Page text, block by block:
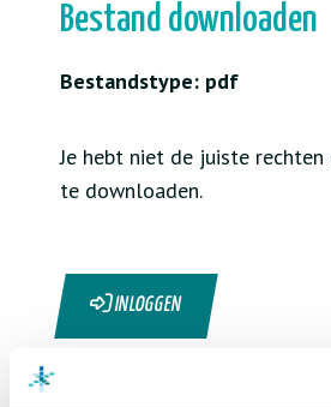
Bestand downloaden
Bestandstype: pdf
Je hebt niet de juiste
te downloaden.
INLOGGEN